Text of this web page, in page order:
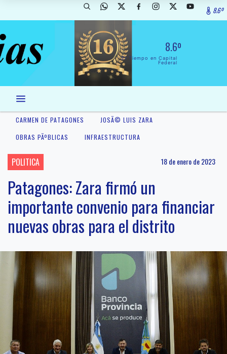
8.6º
8.6º
El Tiempo en Capital
Federal
CARMEN DE PATAGONES
JOSÃ© LUIS ZARA
OBRAS PÃºBLICAS
INFRAESTRUCTURA
POLITICA 18 de enero de 2023
Patagones: Zara firmó un
importante convenio para financiar
nuevas obras para el distrito